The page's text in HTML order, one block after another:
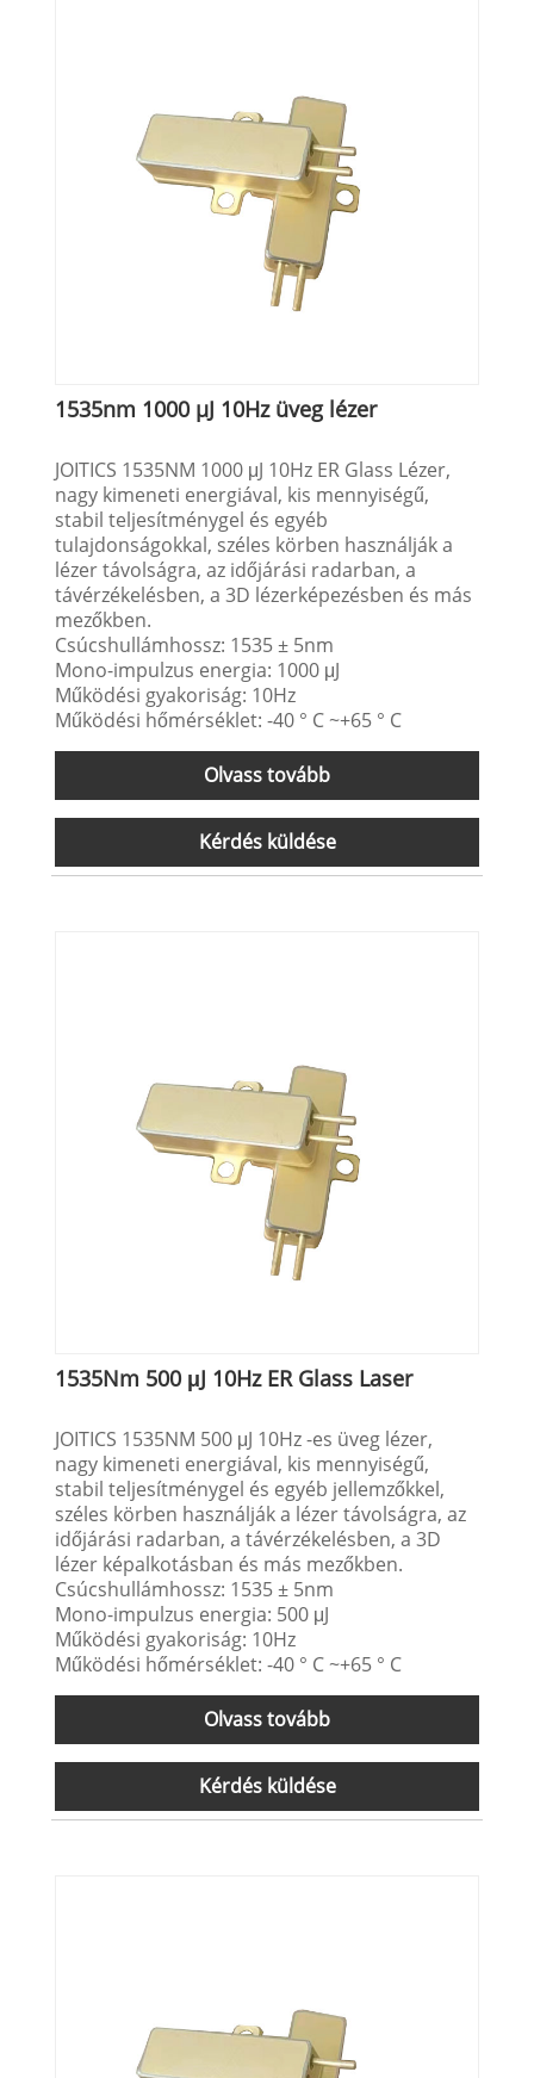
1535nm 1000 µJ 10Hz üveg lézer
JOITICS 1535NM 1000 μJ 10Hz ER Glass Lézer,
nagy kimeneti energiával, kis mennyiségű,
stabil teljesítménygel és egyéb
tulajdonságokkal, széles körben használják a
lézer távolságra, az időjárási radarban, a
távérzékelésben, a 3D lézerképezésben és más
mezőkben.
Csúcshullámhossz: 1535 ± 5nm
Mono-impulzus energia: 1000 μJ
Működési gyakoriság: 10Hz
Működési hőmérséklet: -40 ° C ~+65 ° C
Olvass tovább
Kérdés küldése
1535Nm 500 μJ 10Hz ER Glass Laser
JOITICS 1535NM 500 μJ 10Hz -es üveg lézer,
nagy kimeneti energiával, kis mennyiségű,
stabil teljesítménygel és egyéb jellemzőkkel,
széles körben használják a lézer távolságra, az
időjárási radarban, a távérzékelésben, a 3D
lézer képalkotásban és más mezőkben.
Csúcshullámhossz: 1535 ± 5nm
Mono-impulzus energia: 500 μJ
Működési gyakoriság: 10Hz
Működési hőmérséklet: -40 ° C ~+65 ° C
Olvass tovább
Kérdés küldése